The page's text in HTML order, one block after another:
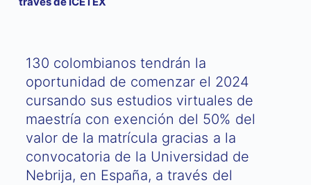
130 colombianos tendrán la
oportunidad de comenzar el 2024
cursando sus estudios virtuales de
maestría con exención del 50% del
valor de la matrícula gracias a la
convocatoria de la Universidad de
Nebrija, en España, a través del